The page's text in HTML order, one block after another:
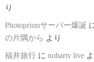
り
Photoprismサーバー爆誕
の片隅から より
福井旅行 に nobartv live